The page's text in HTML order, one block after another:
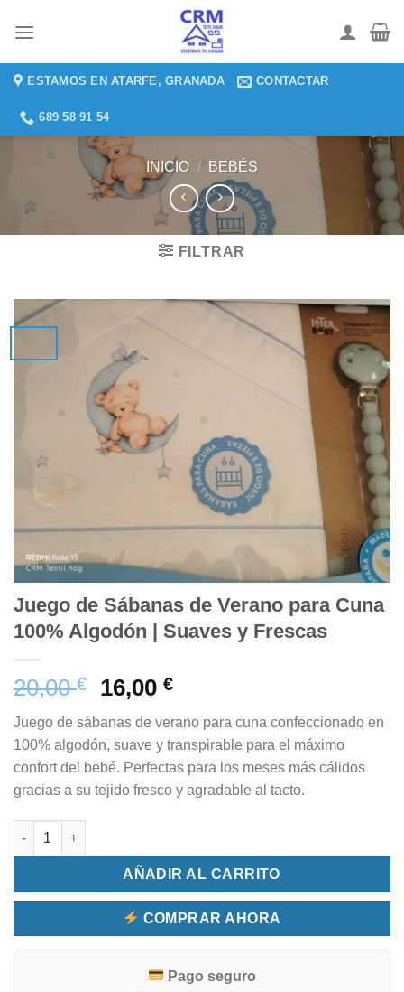
ESTAMOS EN ATARFE, GRANADA CONTACTAR
689 58 91 54
INICIO / BEBÉS
FILTRAR
Juego de Sábanas de Verano para Cuna
100% Algodón | Suaves y Frescas
20,00€ 16,00 €
Juego de sábanas de verano para cuna confeccionado en
100% algodón, suave y transpirable para el máximo
confort del bebé. Perfectas para los meses más cálidos
gracias a su tejido fresco y agradable al tacto.
Juego de Sábanas de Verano para Cuna 100% Algodón |
AÑADIR AL CARRITO
COMPRAR AHORA
Pago seguro